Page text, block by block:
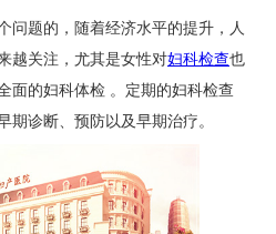
题的，随着经济水平的提升，人
越关注，尤其是女性对妇科检查也
面的妇科体检 。定期的妇科检查
期诊断、预防以及早期治疗。